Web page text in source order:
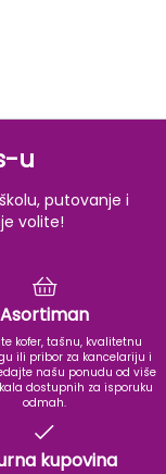
u
putovanje i
volite!
Asortiman
kofer, tašnu, kvalitetnu
ili pribor za kancelariju i
našu ponudu od više
dostupnih za isporuku
odmah.
kupovina